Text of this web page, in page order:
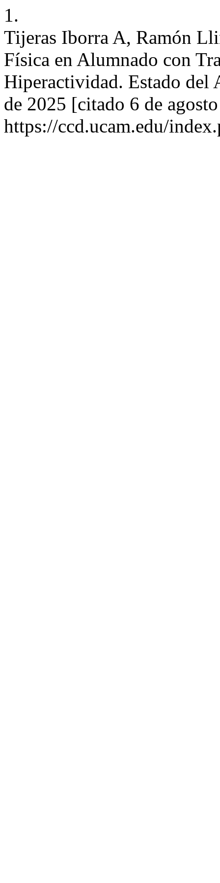
1.
Tijeras Iborra A, Ramón
Física en Alumnado con
Hiperactividad. Estado
de 2025 [citado 6 de
https://ccd.ucam.edu/